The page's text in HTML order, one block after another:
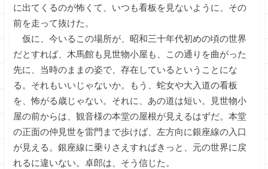
に出てくるのが怖くて、いつも看板を見ないように、その
前を走って抜けた。
仮に、今いるこの場所が、昭和三十年代初めの頃の世界
だとすれば、木馬館も見世物小屋も、この通りを曲がった
先に、当時のままの姿で、存在しているということにな
る。それもいいじゃないか。もう、蛇女や大入道の看板
を、怖がる歳じゃない。それに、あの道は短い。見世物小
屋の前からは、観音様の本堂の屋根が見えるはずだ。本堂
の正面の仲見世を雷門まで歩けば、左方向に銀座線の入口
が見える。銀座線に乗りさえすればきっと、元の世界に戻
れるに違いない。卓郎は、そう信じた。